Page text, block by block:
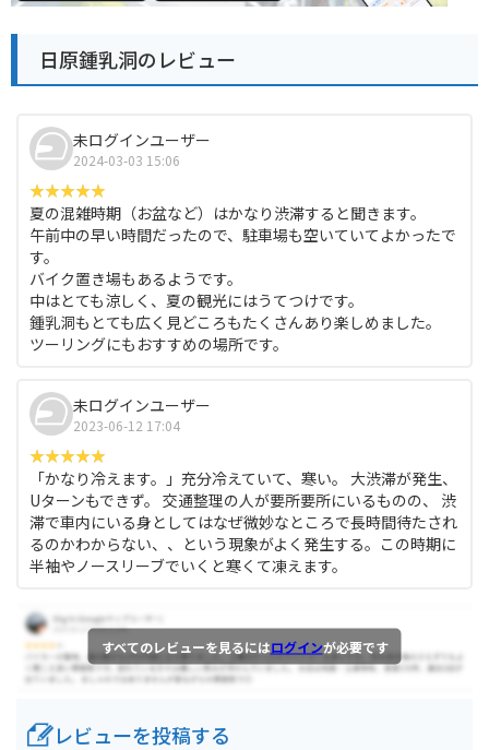
日原鍾乳洞のレビュー
未ログインユーザー
2024-03-03 15:06
夏の混雑時期（お盆など）はかなり渋滞すると聞きます。
午前中の早い時間だったので、駐車場も空いていてよかったで
す。
バイク置き場もあるようです。
中はとても涼しく、夏の観光にはうてつけです。
鍾乳洞もとても広く見どころもたくさんあり楽しめました。
ツーリングにもおすすめの場所です。
未ログインユーザー
2023-06-12 17:04
「かなり冷えます。」充分冷えていて、寒い。 大渋滞が発生、
Uターンもできず。 交通整理の人が要所要所にいるものの、 渋
滞で車内にいる身としてはなぜ微妙なところで長時間待たされ
るのかわからない、、という現象がよく発生する。この時期に
半袖やノースリーブでいくと寒くて凍えます。
すべてのレビューを見るにはログインが必要です
レビューを投稿する